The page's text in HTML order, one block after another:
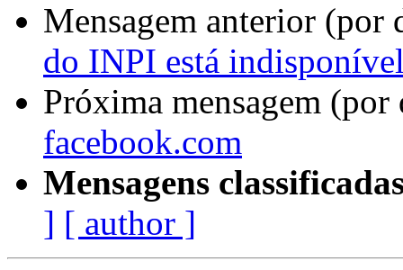
Mensagem anterior (por
do INPI está
Próxima mensagem
facebook.com
Mensagens
] [ author ]